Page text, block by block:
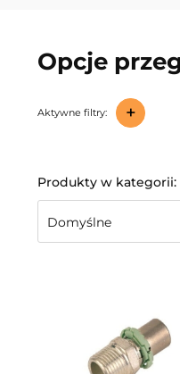
Opcje
Aktywne filtry: +